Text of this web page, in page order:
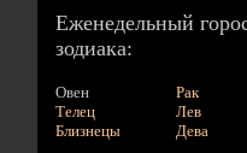
Еженедельный
зодиака:
Овен
Телец
Близнецы
Рак
Лев
Дева